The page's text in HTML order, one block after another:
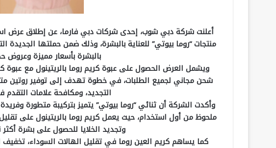
منتجات “روما بيوتي” للعناية بالبشرة، وذلك ضمن حملتها
بالبشرة بأسعار مميزة وعروض
ويشمل العرض الحصول على عبوة كريم روما بالريتينول مع عبوة
شحن مجاني لجميع الطلبات، في خطوة تهدف إلى توفير روتين
التجديد، ومكافحة علامات التقدم
وأكدت الشركة أن ثنائي “روما بيوتي” يتميز بتركيبة متطورة
ملحوظ من أول استخدام، حيث يعمل كريم روما بالريتينول على
وتجديد الخلايا للحصول على بشرة أكثر
كما يساهم كريم العين روما في تقليل الهالات السوداء، تخفيف